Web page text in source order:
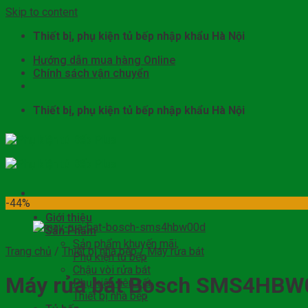
Skip to content
Thiết bị, phụ kiện tủ bếp nhập khẩu Hà Nội
Hướng dẫn mua hàng Online
Chính sách vận chuyển
Thiết bị, phụ kiện tủ bếp nhập khẩu Hà Nội
Giới thiệu
Sản Phẩm
Sản phẩm khuyến mãi
Phụ kiện tủ bếp
Chậu vòi rửa bát
Phụ kiện liên kết
Thiết bị nhà bếp
-44%
Trang chủ / Thiết bị nhà bếp / Máy rửa bát
Máy rửa bát Bosch